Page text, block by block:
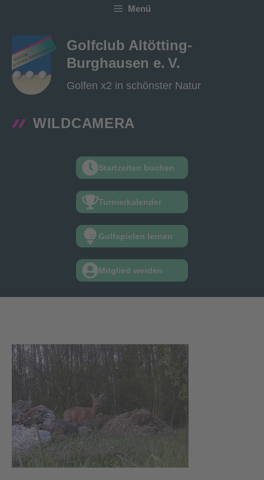
springen
Menü
Golfclub Altötting-
Burghausen e. V.
Golfen x2 in schönster Natur
Startzeiten buchen
Turnierkalender
Golfspielen lernen
Mitglied werden
WILDCAMERA